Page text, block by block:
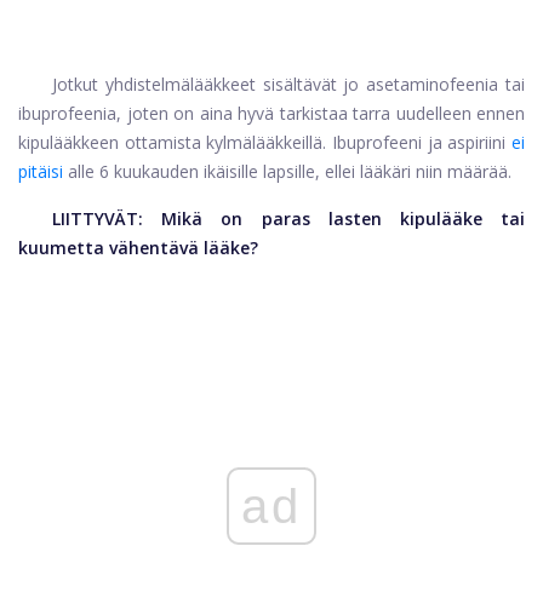
Jotkut yhdistelmälääkkeet sisältävät jo asetaminofeenia tai
ibuprofeenia, joten on aina hyvä tarkistaa tarra uudelleen ennen
kipulääkkeen ottamista kylmälääkkeillä. Ibuprofeeni ja aspiriini ei
pitäisi alle 6 kuukauden ikäisille lapsille, ellei lääkäri niin määrää.
LIITTYVÄT:
Mikä on paras lasten kipulääke tai
kuumetta vähentävä lääke?
ad